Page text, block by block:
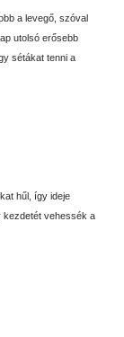
a levegő, szóval
utolsó erősebb
sétákat tenni a
hűl, így ideje
kezdetét vehessék a